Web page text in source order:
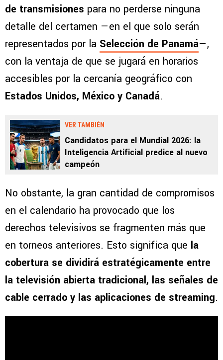
de transmisiones para no perderse ninguna
detalle del certamen —en el que solo serán
representados por la Selección de Panamá—,
con la ventaja de que se jugará en horarios
accesibles por la cercanía geográfico con
Estados Unidos, México y Canadá.
VER TAMBIÉN
Candidatos para el Mundial 2026: la
Inteligencia Artificial predice al nuevo
campeón
No obstante, la gran cantidad de compromisos
en el calendario ha provocado que los
derechos televisivos se fragmenten más que
en torneos anteriores. Esto significa que la
cobertura se dividirá estratégicamente entre
la televisión abierta tradicional, las señales de
cable cerrado y las aplicaciones de streaming.